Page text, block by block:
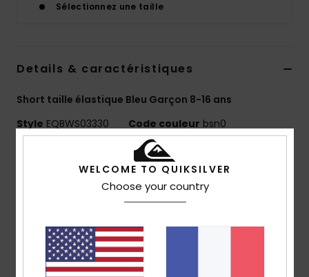
Sélectionnez une taille
Details & caractéristiques
Short taille élastique Bleu Garçon 8-16 ans
Style EQBWS03330 Code couleur bsn0
mélange de coton et élasthanne
délavage acid wash à la javel pour un
Coupe :coupe regular, classique et confortable
Longueur :15"
taille :taille élastique
WELCOME TO QUIKSILVER
Choose your country